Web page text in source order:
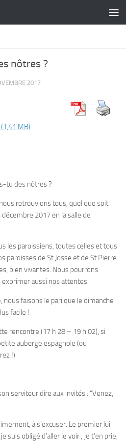
nôtres ?
2017
tu des nôtres ?
retrouvions tous, quel que soit
2017 en la salle de
les paroissiens, toutes celles et tous
paroisses de St Josse et de St Pierre
bien vivantes. Nous pourrons
aussi nos attentes.
nous faisons le pari que le dimanche
facile !
rencontre (17 h 28 – 19 h 02), si
auberge espagnole (ou
!)
serviteur dire aux invités : “Venez,
à s’excuser. Le premier lui
suis obligé d’aller le voir ; je t’en prie,